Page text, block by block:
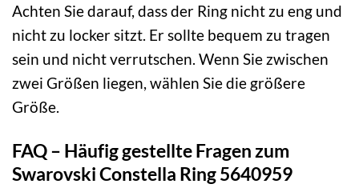
Achten Sie darauf, dass der Ring nicht zu eng und
nicht zu locker sitzt. Er sollte bequem zu tragen
sein und nicht verrutschen. Wenn Sie zwischen
zwei Größen liegen, wählen Sie die größere
Größe.
FAQ – Häufig gestellte Fragen zum
Swarovski Constella Ring 5640959